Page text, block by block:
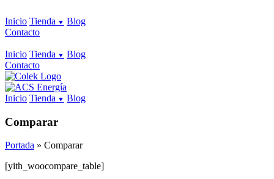
Inicio Tienda
Blog
Contacto
Inicio Tienda
Blog
Contacto
Inicio Tienda Blog
Comparar
Portada » Comparar
[yith_woocompare_table]